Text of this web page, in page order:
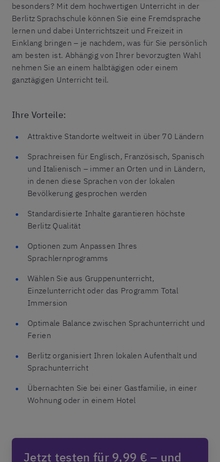
besonders? Mit dem hochwertigen Unterricht in der
Berlitz Sprachschule können Sie eine Fremdsprache
lernen und dabei Unterrichtszeit und Freizeit in
Einklang bringen – je nachdem, was für Sie persönlich
am besten ist. Abhängig von Ihrer bevorzugten Wahl
nehmen Sie an einem halbtägigen oder einem
ganztägigen Unterricht teil.
Ihre Vorteile:
Attraktive Standorte weltweit in über 70 Ländern
Sprachreisen für Englisch, Französisch, Spanisch
und Italienisch – immer an Orten und in Ländern,
in denen diese Sprachen von der lokalen
Bevölkerung gesprochen werden
Standardisierte Inhalte garantieren höchste
Berlitz Qualität
Optionen zum Anpassen Ihres
Sprachlernprogramms
Wählen Sie aus Gruppenunterricht,
Einzelunterricht oder das Programm Total
Immersion
Optimale Balance zwischen Sprachunterricht und
Ferien
Berlitz organisiert Ihren lokalen Aufenthalt und
Sprachunterricht
Übernachten Sie bei einer Gastfamilie, in einer
Wohnung oder in einem Hotel
Jetzt testen für 9,99 € – und